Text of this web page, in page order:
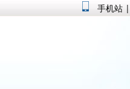
手机站 |